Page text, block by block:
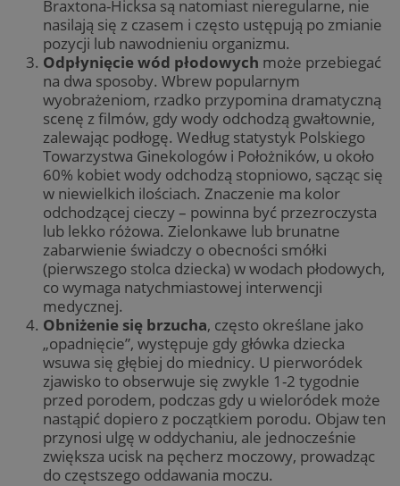
Braxtona-Hicksa są natomiast nieregularne, nie
nasilają się z czasem i często ustępują po zmianie
pozycji lub nawodnieniu organizmu.
Odpłynięcie wód płodowych może przebiegać
na dwa sposoby. Wbrew popularnym
wyobrażeniom, rzadko przypomina dramatyczną
scenę z filmów, gdy wody odchodzą gwałtownie,
zalewając podłogę. Według statystyk Polskiego
Towarzystwa Ginekologów i Położników, u około
60% kobiet wody odchodzą stopniowo, sącząc się
w niewielkich ilościach. Znaczenie ma kolor
odchodzącej cieczy – powinna być przezroczysta
lub lekko różowa. Zielonkawe lub brunatne
zabarwienie świadczy o obecności smółki
(pierwszego stolca dziecka) w wodach płodowych,
co wymaga natychmiastowej interwencji
medycznej.
Obniżenie się brzucha, często określane jako
„opadnięcie”, występuje gdy główka dziecka
wsuwa się głębiej do miednicy. U pierworódek
zjawisko to obserwuje się zwykle 1-2 tygodnie
przed porodem, podczas gdy u wieloródek może
nastąpić dopiero z początkiem porodu. Objaw ten
przynosi ulgę w oddychaniu, ale jednocześnie
zwiększa ucisk na pęcherz moczowy, prowadząc
do częstszego oddawania moczu.